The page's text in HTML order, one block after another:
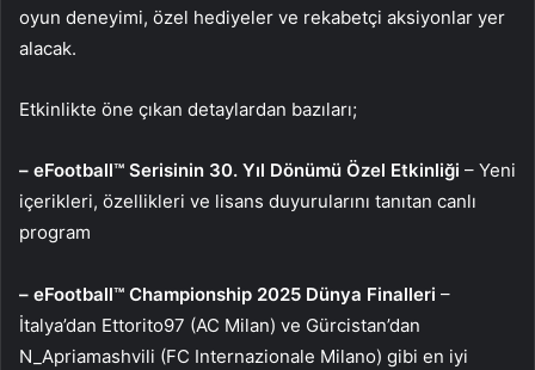
oyun deneyimi, özel hediyeler ve rekabetçi aksiyonlar yer
alacak.
Etkinlikte öne çıkan detaylardan bazıları;
– eFootball™ Serisinin 30. Yıl Dönümü Özel Etkinliği – Yeni
içerikleri, özellikleri ve lisans duyurularını tanıtan canlı
program
– eFootball™ Championship 2025 Dünya Finalleri –
İtalya’dan Ettorito97 (AC Milan) ve Gürcistan’dan
N_Apriamashvili (FC Internazionale Milano) gibi en iyi